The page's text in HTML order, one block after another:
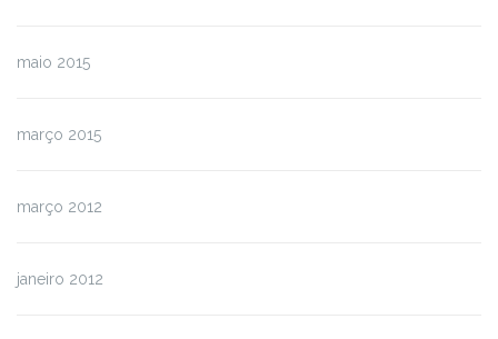
maio 2015
março 2015
março 2012
janeiro 2012